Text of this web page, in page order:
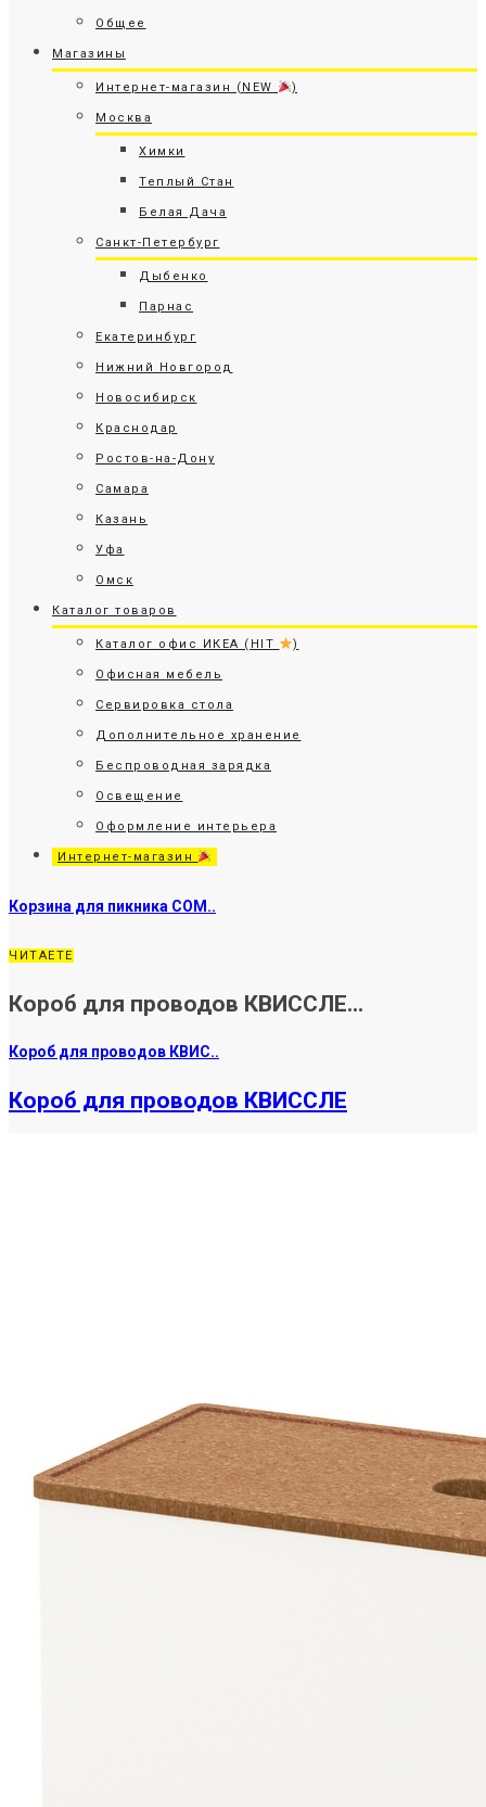
Общее
Магазины
Интернет-магазин (NEW )
Москва
Химки
Теплый Стан
Белая Дача
Санкт-Петербург
Дыбенко
Парнас
Екатеринбург
Нижний Новгород
Новосибирск
Краснодар
Ростов-на-Дону
Самара
Казань
Уфа
Омск
Каталог товаров
Каталог офис ИКЕА (HIT )
Офисная мебель
Сервировка стола
Дополнительное хранение
Беспроводная зарядка
Освещение
Оформление интерьера
Интернет-магазин
Корзина для пикника СОМ..
ЧИТАЕТЕ
Короб для проводов КВИССЛЕ...
Короб для проводов КВИС..
Короб для проводов КВИССЛЕ